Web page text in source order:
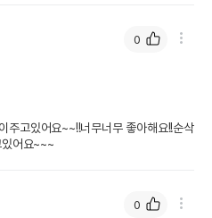
주고있어요~~!!너무너무 좋아해요!!순삭
어요~~~
0
0